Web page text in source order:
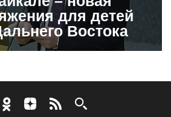
для детей
Востока